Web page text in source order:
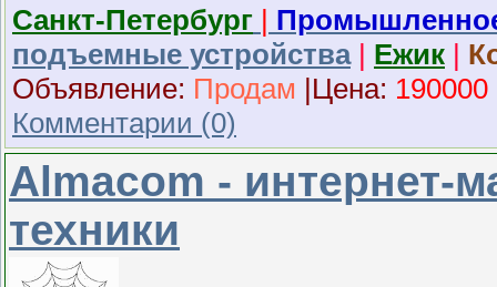
Санкт-Петербург |
подъемные устройства | Ежик |
Объявление: Продам |Цена: 190000
Комментарии (0)
Almacom - интернет-
техники